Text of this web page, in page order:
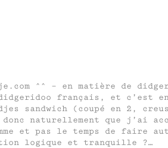
^^ – en matière de
français, et c’est
sandwich (coupé en 2,
donc naturellement que
et pas le temps de faire
logique et tranquille ?…